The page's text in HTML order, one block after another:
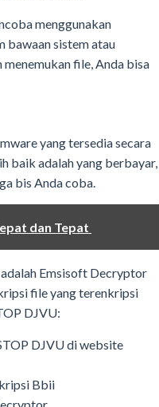
menggunakan
bawaan sistem atau
file, Anda bisa
yang tersedia secara
baik adalah yang berbayar,
bis Anda coba.
dan Tepat
Emsisoft Decryptor
file yang terenkripsi
DJVU:
DJVU di website
Bbii